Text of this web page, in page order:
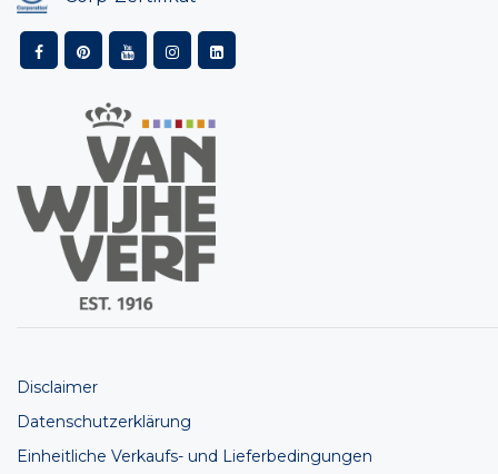
Disclaimer
Datenschutzerklärung
Einheitliche Verkaufs- und Lieferbedingungen